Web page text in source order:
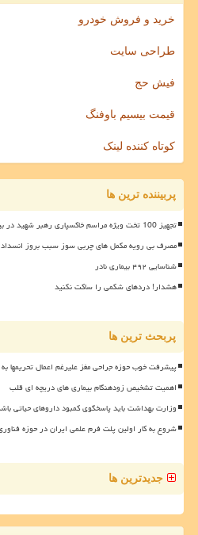
خرید و فروش خودرو
طراحی سایت
فیش حج
قیمت بیسیم باوفنگ
کوتاه کننده لینک
پربیننده ترین ها
تجهیز 100 تخت ویژه مراسم خاکسپاری رهبر شهید در بیمارستان صحرایی مصلی به علاوه فیلم
مصرف بی رویه مکمل های چربی سوز سبب بروز
شناسایی ۴۹۲ بیماری نادر
هشدار! دردهای شکمی را ساکت نکنید
پربحث ترین ها
پیشرفت خوب حوزه جراحی مغز علیرغم اعمال تحریمها به
اهمیت تشخیص زودهنگام بیماری های دریچه ای قلب
وزارت بهداشت باید پاسخگوی کمبود داروهای حیاتی
شروع به کار اولین پلت فرم علمی ایران در حوزه
جدیدترین ها